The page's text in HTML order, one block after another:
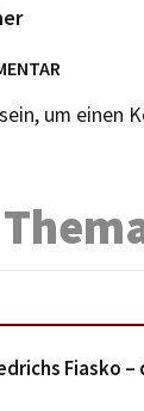
sein, um einen
Fiasko –